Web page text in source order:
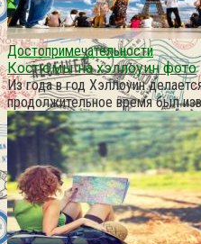
Достопримечательности
Костюмы на хэллоуин фото
Из года в год Хэллоуин
продолжительное время был